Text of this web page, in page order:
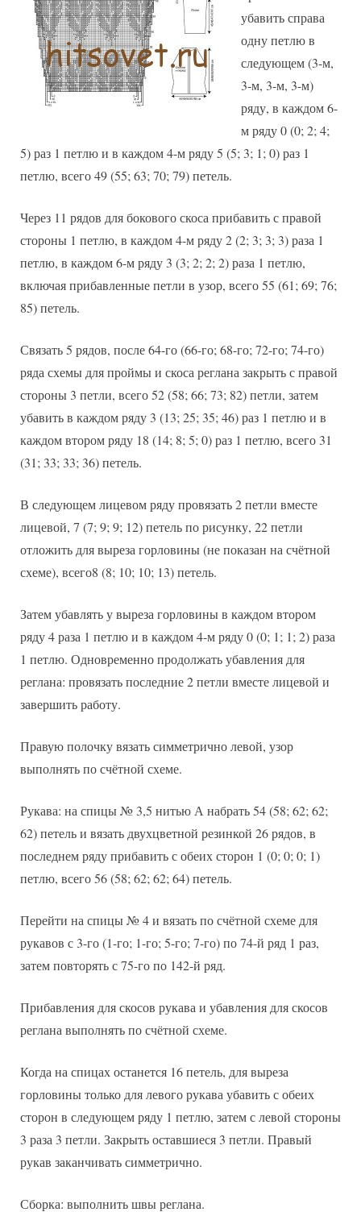
убавить справа
одну петлю в
следующем (3-м,
3-м, 3-м, 3-м)
ряду, в каждом 6-
м ряду 0 (0; 2; 4;
5) раз 1 петлю и в каждом 4-м ряду 5 (5; 3; 1; 0) раз 1
петлю, всего 49 (55; 63; 70; 79) петель.
Через 11 рядов для бокового скоса прибавить с правой
стороны 1 петлю, в каждом 4-м ряду 2 (2; 3; 3; 3) раза 1
петлю, в каждом 6-м ряду 3 (3; 2; 2; 2) раза 1 петлю,
включая прибавленные петли в узор, всего 55 (61; 69; 76;
85) петель.
Связать 5 рядов, после 64-го (66-го; 68-го; 72-го; 74-го)
ряда схемы для проймы и скоса реглана закрыть с правой
стороны 3 петли, всего 52 (58; 66; 73; 82) петли, затем
убавить в каждом ряду 3 (13; 25; 35; 46) раз 1 петлю и в
каждом втором ряду 18 (14; 8; 5; 0) раз 1 петлю, всего 31
(31; 33; 33; 36) петель.
В следующем лицевом ряду провязать 2 петли вместе
лицевой, 7 (7; 9; 9; 12) петель по рисунку, 22 петли
отложить для выреза горловины (не показан на счётной
схеме), всего8 (8; 10; 10; 13) петель.
Затем убавлять у выреза горловины в каждом втором
ряду 4 раза 1 петлю и в каждом 4-м ряду 0 (0; 1; 1; 2) раза
1 петлю. Одновременно продолжать убавления для
реглана: провязать последние 2 петли вместе лицевой и
завершить работу.
Правую полочку вязать симметрично левой, узор
выполнять по счётной схеме.
Рукава: на спицы № 3,5 нитью А набрать 54 (58; 62; 62;
62) петель и вязать двухцветной резинкой 26 рядов, в
последнем ряду прибавить с обеих сторон 1 (0; 0; 0; 1)
петлю, всего 56 (58; 62; 62; 64) петель.
Перейти на спицы № 4 и вязать по счётной схеме для
рукавов с 3-го (1-го; 1-го; 5-го; 7-го) по 74-й ряд 1 раз,
затем повторять с 75-го по 142-й ряд.
Прибавления для скосов рукава и убавления для скосов
реглана выполнять по счётной схеме.
Когда на спицах останется 16 петель, для выреза
горловины только для левого рукава убавить с обеих
сторон в следующем ряду 1 петлю, затем с левой стороны
3 раза 3 петли. Закрыть оставшиеся 3 петли. Правый
рукав заканчивать симметрично.
Сборка: выполнить швы реглана.